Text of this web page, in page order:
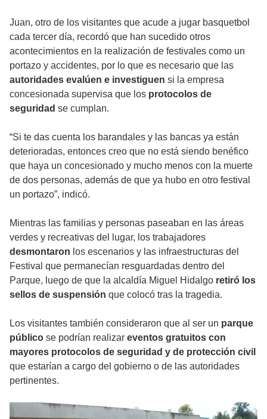
Juan, otro de los visitantes que acude a jugar basquetbol
cada tercer día, recordó que han sucedido otros
acontecimientos en la realización de festivales como un
portazo y accidentes, por lo que es necesario que las
autoridades evalúen e investiguen si la empresa
concesionada supervisa que los protocolos de
seguridad se cumplan.
“Si te das cuenta los barandales y las bancas ya están
deterioradas, entonces creo que no está siendo benéfico
que haya un concesionado y mucho menos con la muerte
de dos personas, además de que ya hubo en otro festival
un portazo”, indicó.
Mientras las familias y personas paseaban en las áreas
verdes y recreativas del lugar, los trabajadores
desmontaron los escenarios y las infraestructuras del
Festival que permanecían resguardadas dentro del
Parque, luego de que la alcaldía Miguel Hidalgo retiró los
sellos de suspensión que colocó tras la tragedia.
Los visitantes también consideraron que al ser un parque
público se podrían realizar eventos gratuitos con
mayores protocolos de seguridad y de protección civil
que estarían a cargo del gobierno o de las autoridades
pertinentes.